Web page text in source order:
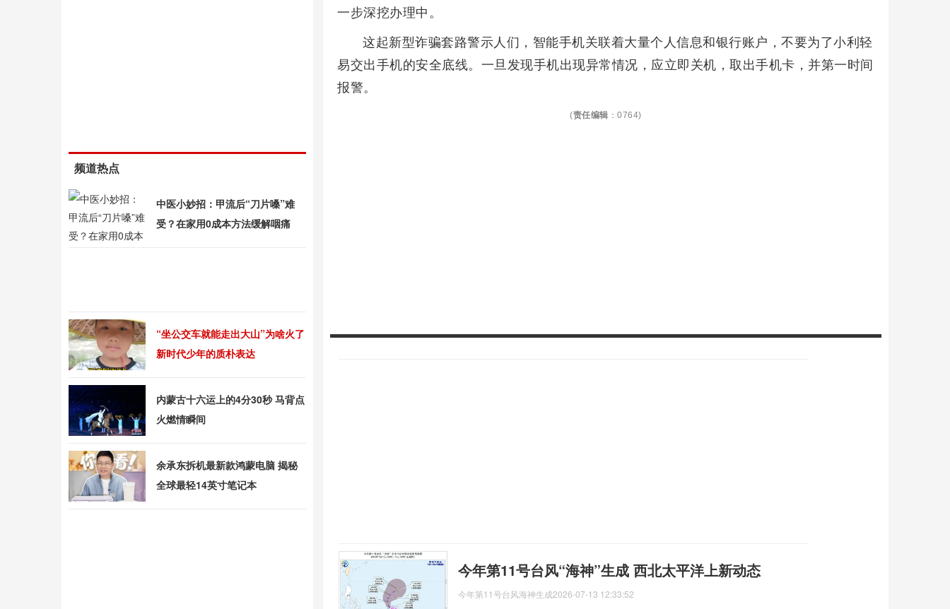
一步深挖办理中。
这起新型诈骗套路警示人们，智能手机关联着大量个人信息和银行账户，不要为了小利轻
易交出手机的安全底线。一旦发现手机出现异常情况，应立即关机，取出手机卡，并第一时间
报警。
(责任编辑 ：0764)
今年第11号台风“海神”生成 西北太平洋上新动态
今年第11号台风海神生成2026-07-13 12:33:52
频道热点
中医小妙招：甲流后“刀片嗓”难
受？在家用0成本方法缓解咽痛
“坐公交车就能走出大山”为啥火了
新时代少年的质朴表达
内蒙古十六运上的4分30秒 马背点
火燃情瞬间
余承东拆机最新款鸿蒙电脑 揭秘
全球最轻14英寸笔记本